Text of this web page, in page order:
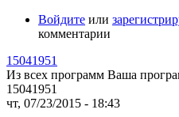
Войдите или
комментарии
15041951
Из всех программ Ваша
15041951
чт, 07/23/2015 - 18:43